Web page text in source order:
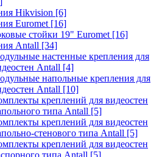
Hikvision [6]
Euromet [16]
стойки 19" Euromet [16]
Antall [34]
настенные крепления для
Antall [4]
напольные крепления для
Antall [10]
креплений для видеостен
типа Antall [5]
креплений для видеостен
стенового типа Antall [5]
креплений для видеостен
типа Antall [5]